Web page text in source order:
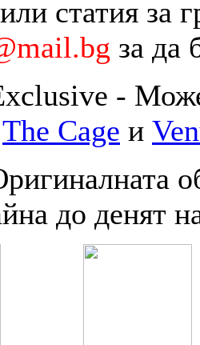
статия за
за да
-
The Cage и
до денят